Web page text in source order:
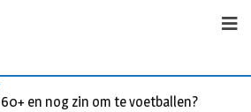
60+ en nog zin om te voetballen? Kom